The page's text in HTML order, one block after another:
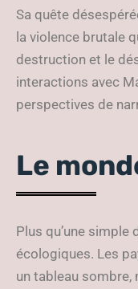
Sa quête
la violence brutale
destruction et le
interactions avec
perspectives de
Le
Plus qu’une
écologiques. Les
un tableau sombre,